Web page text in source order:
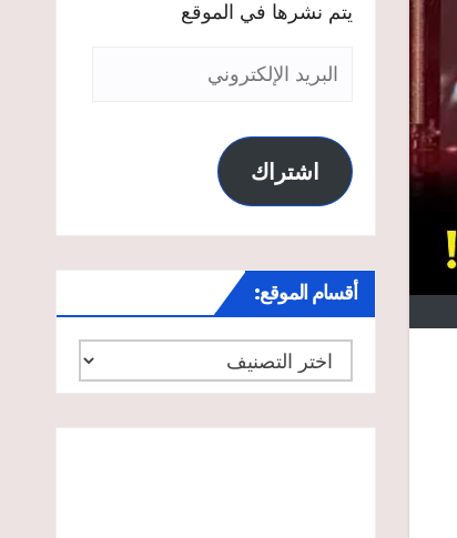
يتم نشرها في الموقع
البريد
اشتراك
أقسام الموقع:
أقسام
الموقع: